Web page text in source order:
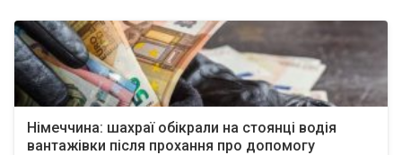
Німеччина: шахраї обікрали на стоянці водія
вантажівки після прохання про допомогу